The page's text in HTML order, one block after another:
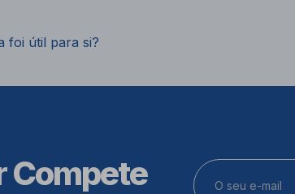
foi útil para si?
Compete